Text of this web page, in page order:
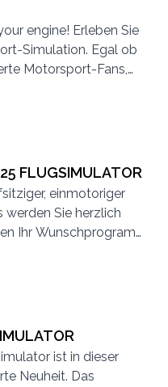
engine! Erleben Sie
Simulation. Egal ob
Motorsport-Fans,
oder gar aktive
Viel Spass
über 130
(Varianten).
FLUGSIMULATOR
einmotoriger
werden Sie herzlich
Ihr Wunschprogramm
Tee,
Gebäck.
ist in dieser
Neuheit. Das